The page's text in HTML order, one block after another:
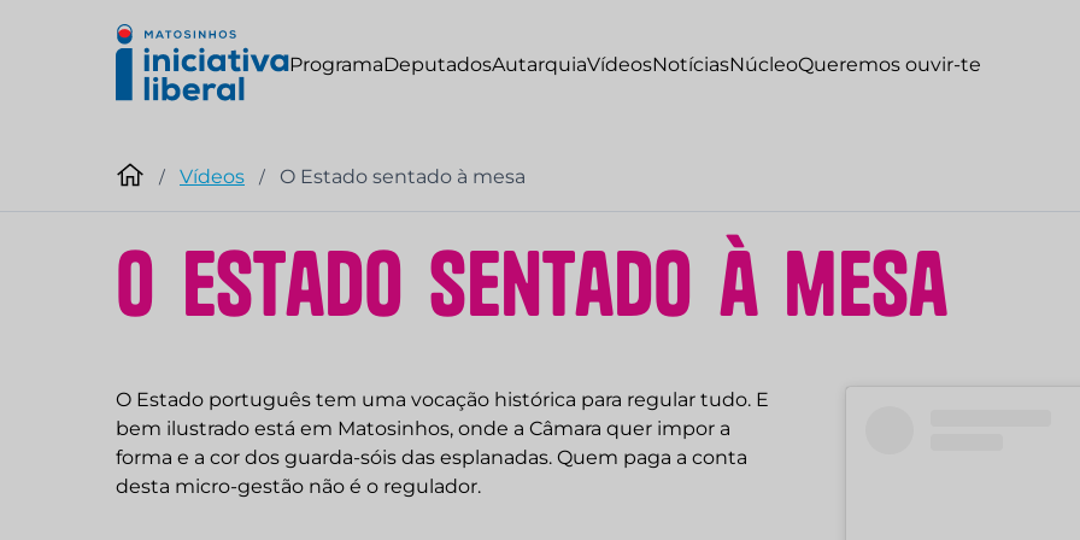
ProgramaDeputadosAutarquiaVídeosNotíciasNúcleoQueremos ouvir-te
/ Vídeos / O Estado sentado à mesa
O Estado sentado à mesa
O Estado português tem uma vocação histórica para regular tudo. E
bem ilustrado está em Matosinhos, onde a Câmara quer impor a
forma e a cor dos guarda-sóis das esplanadas. Quem paga a conta
desta micro-gestão não é o regulador.